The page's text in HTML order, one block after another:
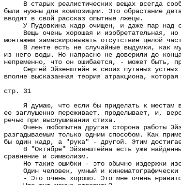
В старых реалистических вещах всегда
были нужны для композиции. Это обрастание
вводят в свой рассказ опытные лжецы.
У Пудовкина кадр очищен, и даже пар над
Вещь очень хорошая и изобретательная, но
монтажем замаскировывать отсутствие целой
В ленте есть не случайные выдумки, как
из него воды. Но напрасно не доверили до
непременно, что он ошибается, - может быть,
Сергей Эйзенштейн в своих путаных устных
вполне высказанная теория атракциона,
стр. 31
Я думаю, что если бы приделать к местам в
ее заглушенно переживает, проделывает, и,
речью при выслушивании стиха.
Очень любопытна другая сторона работы
разгадываемым только одним способом. Как
бы один кадр, а "рука" - другой. Этим
В "Октябре" Эйзенштейна есть уже
сравнение и символизм.
Но такие ошибки - это обычно издержки
Один человек, умный и кинематографически
- Это очень хорошо. Это мне очень